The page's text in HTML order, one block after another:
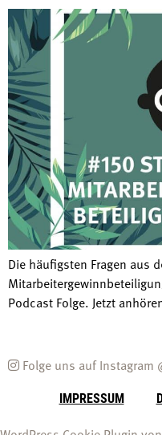
Die häufigsten Fragen aus
Podcast Folge. Jetzt
Folge uns auf Instagram
IMPRESSUM